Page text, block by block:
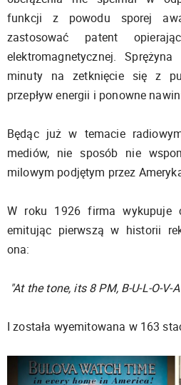
funkcji z powodu sporej
zastosować patent
elektromagnetycznej.
minuty na zetknięcie się z
przepływ energii i ponowne
Będąc już w temacie
mediów, nie sposób nie
milowym podjętym przez
W roku 1926 firma wykupuje
emitując pierwszą w historii
ona:
"At the tone, its 8 PM, B-U-L-O-
I została wyemitowana w 163